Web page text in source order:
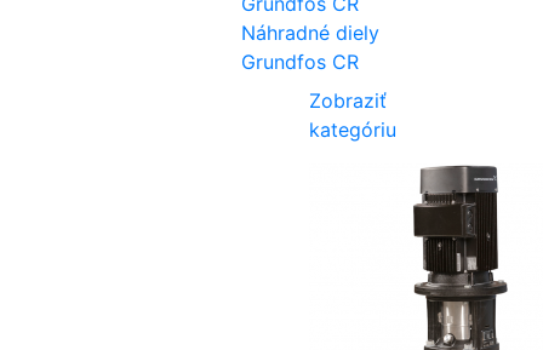
Náhradné diely
Grundfos CR
Zobraziť
kategóriu